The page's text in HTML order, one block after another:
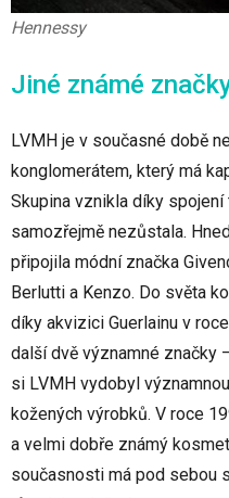
Hennessy
Jiné známé
LVMH je v současné době
konglomerátem, který má
Skupina vznikla díky
samozřejmě nezůstala.
připojila módní značka
Berlutti a Kenzo. Do světa
díky akvizici Guerlainu v
další dvě významné značky
si LVMH vydobyl
kožených výrobků. V roce
a velmi dobře známý
současnosti má pod sebou